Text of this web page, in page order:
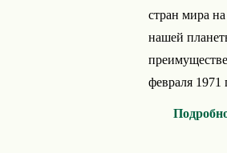
стран мира
нашей
февраля 1971